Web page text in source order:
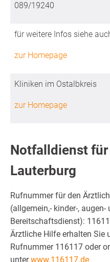
089/19240
für weitere Infos siehe
zur Homepage
Kliniken im Ostalbkreis
zur Homepage
Notfalldienst für
Lauterburg
Rufnummer für den
(allgemein,- kinder-, augen-
Bereitschaftsdienst):
Ärztliche Hilfe erhalten Sie
Rufnummer 116117 oder
unterwww.116117.de